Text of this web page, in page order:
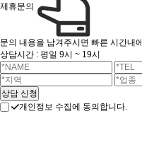
제휴문의
문의 내용을 남겨주시면 빠른 시간내
상담시간 : 평일 9시 ~ 19시
개인정보 수집에 동의합니다.